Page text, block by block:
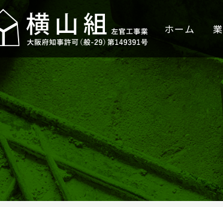
ホーム